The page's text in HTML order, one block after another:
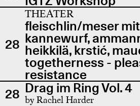
28
THEATER
fleischlin/meser
kannewurf,
heikkilä, krstić,
togetherness -
resistance
28 Drag im Ring Vol. 4
by Rachel Harder